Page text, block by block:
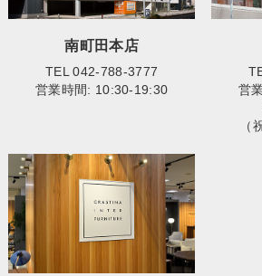
南町田本店
TEL 042-788-3777
営業時間: 10:30-19:30
営
（